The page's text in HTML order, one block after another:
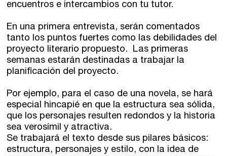
Catálogo
Ebooks
Recursos
Asesoría y Corrección
Tutorías
Directorios
encuentros e intercambios con tu tutor.
En una primera entrevista, serán comentados
tanto los puntos fuertes como las debilidades del
proyecto literario propuesto. Las primeras
semanas estarán destinadas a trabajar la
planificación del proyecto.
Por ejemplo, para el caso de una novela, se hará
especial hincapié en que la estructura sea sólida,
que los personajes resulten redondos y la historia
sea verosímil y atractiva.
Se trabajará el texto desde sus pilares básicos:
estructura, personajes y estilo, con la idea de